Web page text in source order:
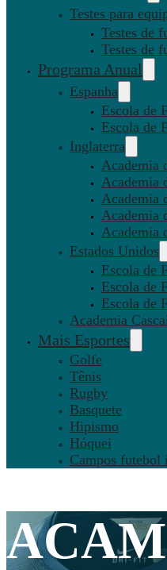
Testes para
Testes de
Testes de
Programa Anual
Espanha
Escola de
Escola de
Inglaterra
Academia
Academia
Academia
Academia
Academia
Estados Unidos
Escola de
Escola de
Escola de
Academia
Mais Esportes
Golfe
Tênis
Rugby
Basquete
Hipismo
Hóquei
Campos futebol